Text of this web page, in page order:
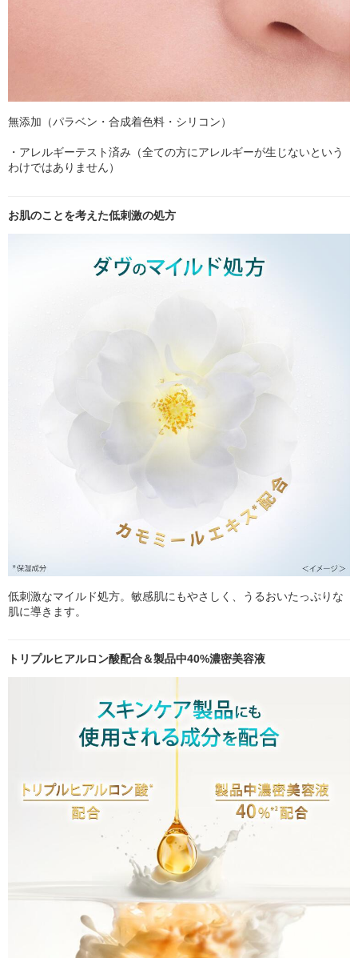
無添加（パラベン・合成着色料・シリコン）
・アレルギーテスト済み（全ての方にアレルギーが生じないという
わけではありません）
お肌のことを考えた低刺激の処方
低刺激なマイルド処方。敏感肌にもやさしく、うるおいたっぷりな
肌に導きます。
トリプルヒアルロン酸配合＆製品中40%濃密美容液